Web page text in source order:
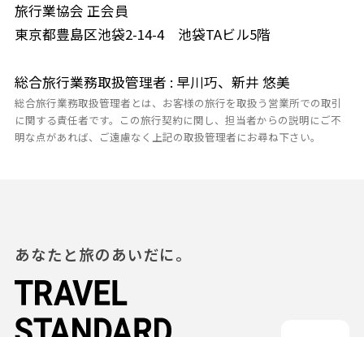
旅行業協会 正会員
東京都豊島区池袋2-14-4 池袋TAビル5階
総合旅行業務取扱管理者 : 早川巧、新井 悠美
総合旅行業務取扱管理者とは、お客様の旅行を取扱う営業所での取引
に関する責任者です。この旅行契約に関し、担当者からの説明にご不
明な点があれば、ご遠慮なく上記の取扱管理者にお尋ね下さい。
あなたと旅のあいだに。